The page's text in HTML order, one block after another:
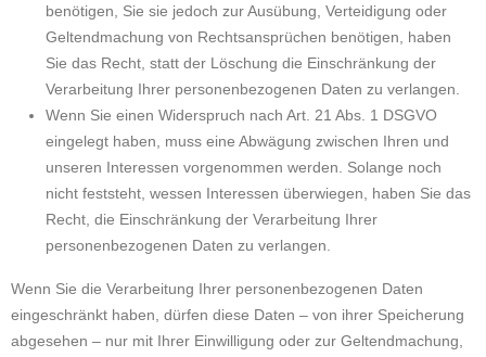
benötigen, Sie sie jedoch zur Ausübung, Verteidigung oder
Geltendmachung von Rechtsansprüchen benötigen, haben
Sie das Recht, statt der Löschung die Einschränkung der
Verarbeitung Ihrer personenbezogenen Daten zu verlangen.
Wenn Sie einen Widerspruch nach Art. 21 Abs. 1 DSGVO
eingelegt haben, muss eine Abwägung zwischen Ihren und
unseren Interessen vorgenommen werden. Solange noch
nicht feststeht, wessen Interessen überwiegen, haben Sie das
Recht, die Einschränkung der Verarbeitung Ihrer
personenbezogenen Daten zu verlangen.
Wenn Sie die Verarbeitung Ihrer personenbezogenen Daten
eingeschränkt haben, dürfen diese Daten – von ihrer Speicherung
abgesehen – nur mit Ihrer Einwilligung oder zur Geltendmachung,